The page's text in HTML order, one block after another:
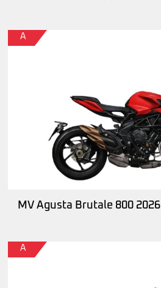
A
MV Agusta Brutale 800 2026
A